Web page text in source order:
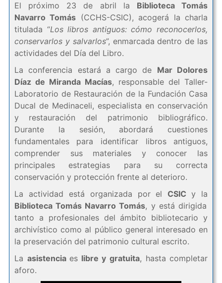
El próximo 23 de abril la Biblioteca Tomás
Navarro Tomás (CCHS-CSIC), acogerá la charla
titulada “Los libros antiguos: cómo reconocerlos,
conservarlos y salvarlos”, enmarcada dentro de las
actividades del Día del Libro.
La conferencia estará a cargo de Mar Dolores
Díaz de Miranda Macías, responsable del Taller-
Laboratorio de Restauración de la Fundación Casa
Ducal de Medinaceli, especialista en conservación
y restauración del patrimonio bibliográfico.
Durante la sesión, abordará cuestiones
fundamentales para identificar libros antiguos,
comprender sus materiales y conocer las
principales estrategias para su correcta
conservación y protección frente al deterioro.
La actividad está organizada por el CSICy la
Biblioteca Tomás Navarro Tomás, y está dirigida
tanto a profesionales del ámbito bibliotecario y
archivístico como al público general interesado en
la preservación del patrimonio cultural escrito.
La asistencia es libre y gratuita, hasta completar
aforo.